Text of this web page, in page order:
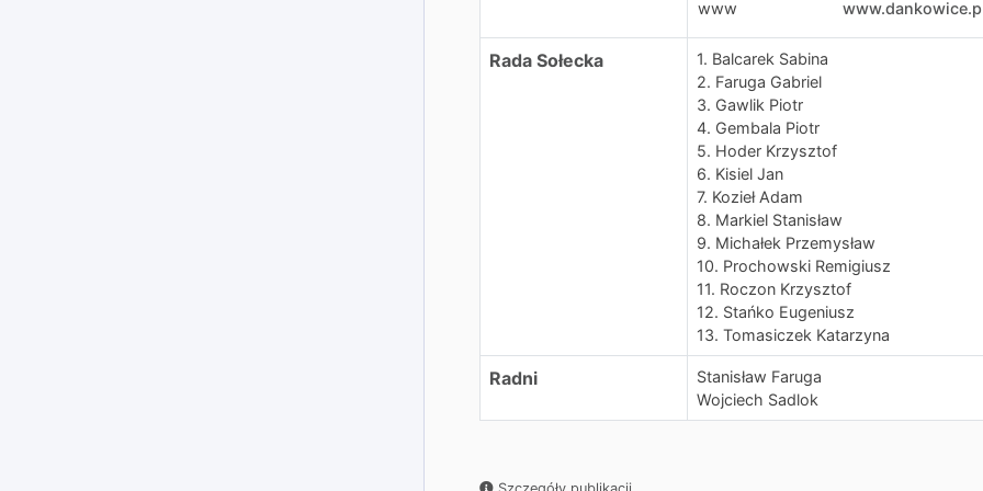
www
Rada Sołecka
1. Balcarek Sabina
2. Faruga Gabriel
3. Gawlik Piotr
4. Gembala Piotr
5. Hoder Krzysztof
6. Kisiel Jan
7. Kozieł Adam
8. Markiel Stanisław
9. Michałek Przemysław
10. Prochowski Remigiusz
11. Roczon Krzysztof
12. Stańko Eugeniusz
13. Tomasiczek Katarzyna
Radni
Stanisław Faruga
Wojciech Sadlok